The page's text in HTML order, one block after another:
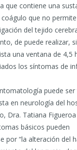
que contiene una
que no
del tejido
de puede realizar,
una ventana de 4,5
los síntomas de
puede ser
en neurología del
Dra. Tatiana
básicos pueden
por “la alteración del